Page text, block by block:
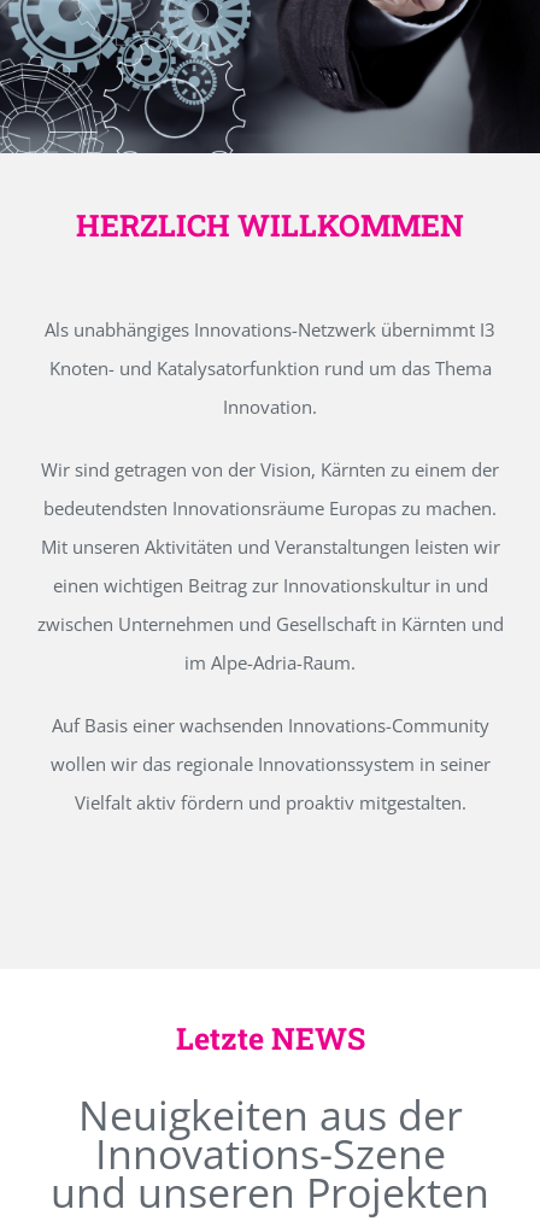
HERZLICH WILLKOMMEN
Als unabhängiges Innovations-Netzwerk übernimmt I3
Knoten- und Katalysatorfunktion rund um das Thema
Innovation.
Wir sind getragen von der Vision, Kärnten zu einem der
bedeutendsten Innovationsräume Europas zu machen.
Mit unseren Aktivitäten und Veranstaltungen leisten wir
einen wichtigen Beitrag zur Innovationskultur in und
zwischen Unternehmen und Gesellschaft in Kärnten und
im Alpe-Adria-Raum.
Auf Basis einer wachsenden Innovations-Community
wollen wir das regionale Innovationssystem in seiner
Vielfalt aktiv fördern und proaktiv mitgestalten.
Letzte NEWS
Neuigkeiten aus der
Innovations-Szene
und unseren Projekten